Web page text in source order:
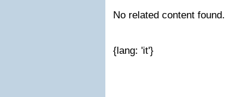
No related content found.
{lang: 'it'}